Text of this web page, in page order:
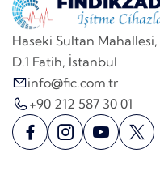
Haseki Sultan Mahallesi,
D.1 Fatih, İstanbul
info@fic.com.tr
+90 212 587 30 01